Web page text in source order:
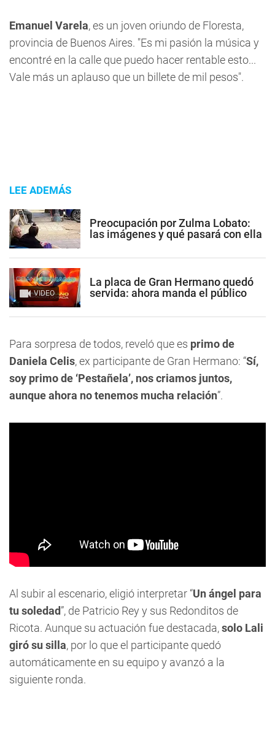
Emanuel Varela, es un joven oriundo de Floresta,
provincia de Buenos Aires. "Es mi pasión la música y
encontré en la calle que puedo hacer rentable esto...
Vale más un aplauso que un billete de mil pesos".
LEE ADEMÁS
Preocupación por Zulma Lobato:
las imágenes y qué pasará con ella
VIDEO
La placa de Gran Hermano quedó
servida: ahora manda el público
Para sorpresa de todos, reveló que es primo de
Daniela Celis, ex participante de Gran Hermano: “Sí,
soy primo de ‘Pestañela’, nos criamos juntos,
aunque ahora no tenemos mucha relación”.
Al subir al escenario, eligió interpretar “Un ángel para
tu soledad”, de Patricio Rey y sus Redonditos de
Ricota. Aunque su actuación fue destacada,solo Lali
giró su silla, por lo que el participante quedó
automáticamente en su equipo y avanzó a la
siguiente ronda.